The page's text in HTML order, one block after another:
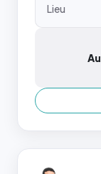
Lieu